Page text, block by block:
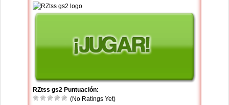
RZtss gs2 Puntuación:
(No Ratings Yet)